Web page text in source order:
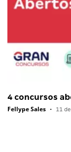
4 concursos
Fellype Sales • 11